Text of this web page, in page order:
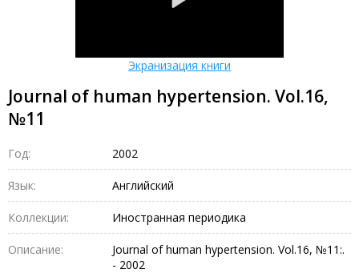
Экранизация книги
Journal of human hypertension. Vol.16,
№11
Год: 2002
Язык: Английский
Коллекции: Иностранная периодика
Описание:
Journal of human hypertension. Vol.16, №11:.
- 2002